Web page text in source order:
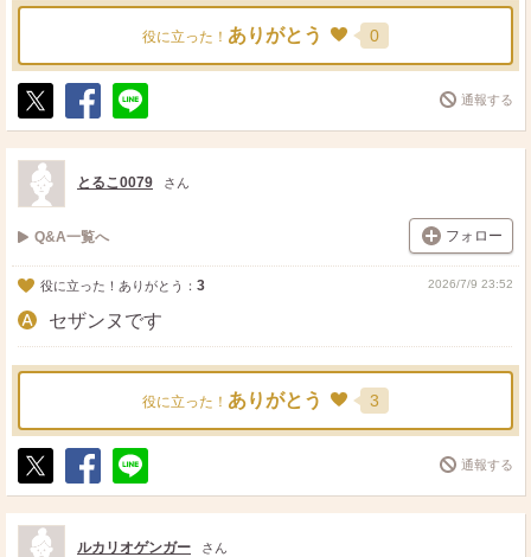
役に立った！ ありがとう 0
ポ
ス
ト
シ
ェ
送
る
通報する
とるこ0079 さん
Q&A一覧へ フォロー
役に立った！ありがとう： 3 2026/7/9 23:52
セザンヌです
役に立った！ ありがとう 3
ポ
ス
ト
シ
ェ
送
る
通報する
ルカリオゲンガー さん